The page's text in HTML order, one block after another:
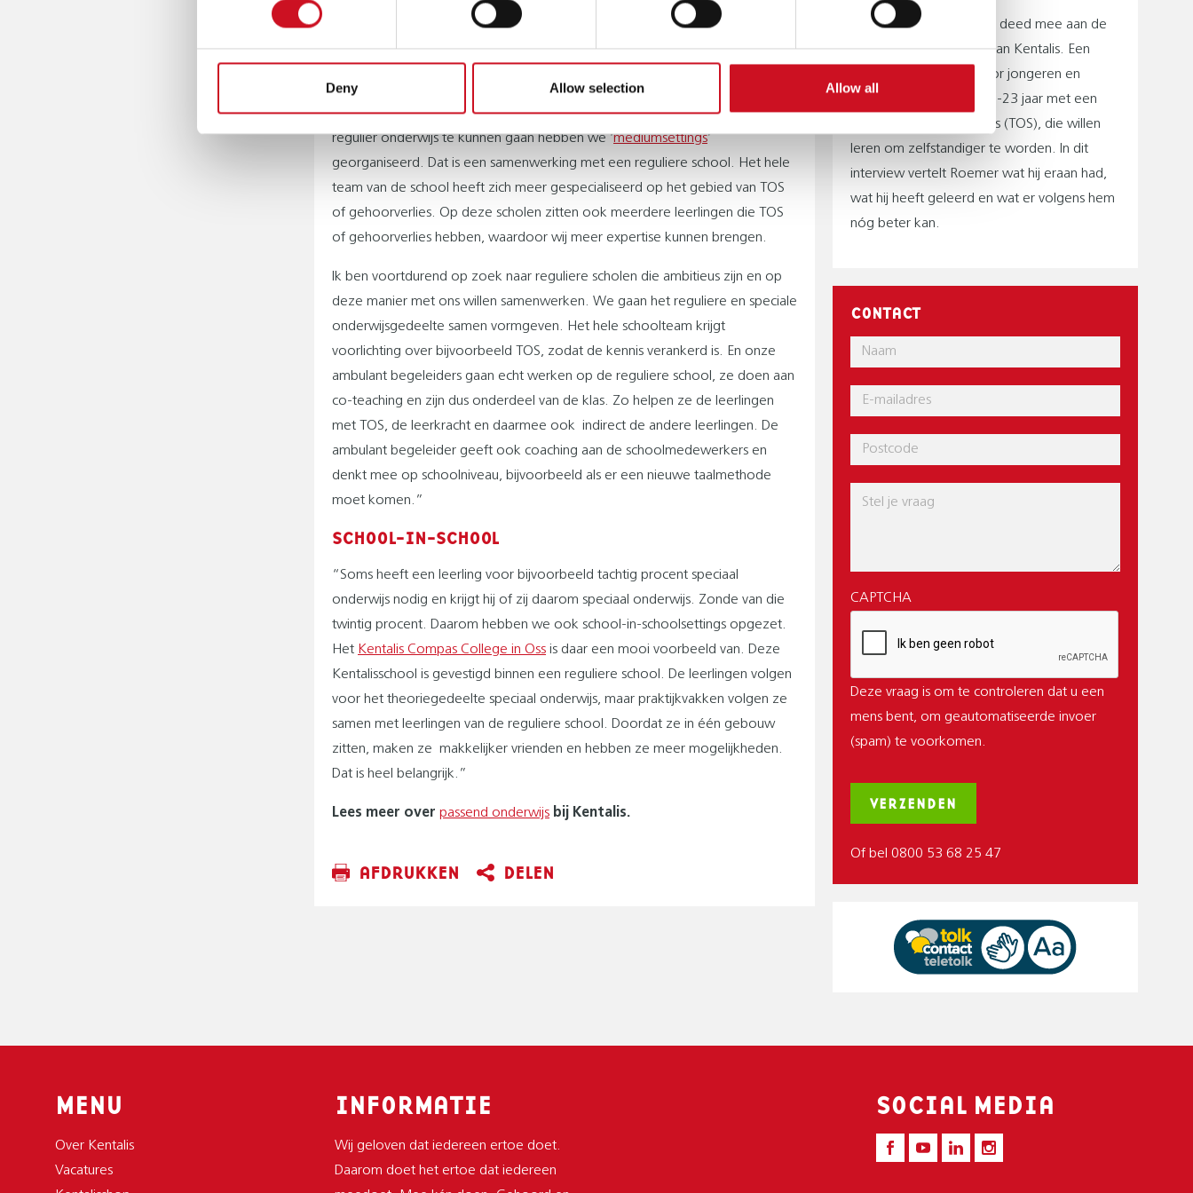
Deny Allow selection Allow all
ondersteuningsarrangement. Dit betekent dat ze met ambulante begeleiding
van Kentalis naar een reguliere school ‘om de hoek’ kunnen gaan. Dat is één
optie. Voor een aantal kinderen is die stap nog te groot. Om toch naar het
regulier onderwijs te kunnen gaan hebben we ‘mediumsettings’
georganiseerd. Dat is een samenwerking met een reguliere school. Het hele
team van de school heeft zich meer gespecialiseerd op het gebied van TOS
of gehoorverlies. Op deze scholen zitten ook meerdere leerlingen die TOS
of gehoorverlies hebben, waardoor wij meer expertise kunnen brengen.
Ik ben voortdurend op zoek naar reguliere scholen die ambitieus zijn en op
deze manier met ons willen samenwerken. We gaan het reguliere en speciale
onderwijsgedeelte samen vormgeven. Het hele schoolteam krijgt
voorlichting over bijvoorbeeld TOS, zodat de kennis verankerd is. En onze
ambulant begeleiders gaan echt werken op de reguliere school, ze doen aan
co-teaching en zijn dus onderdeel van de klas. Zo helpen ze de leerlingen
met TOS, de leerkracht en daarmee ook indirect de andere leerlingen. De
ambulant begeleider geeft ook coaching aan de schoolmedewerkers en
denkt mee op schoolniveau, bijvoorbeeld als er een nieuwe taalmethode
moet komen.”
SCHOOL-IN-SCHOOL
“Soms heeft een leerling voor bijvoorbeeld tachtig procent speciaal
onderwijs nodig en krijgt hij of zij daarom speciaal onderwijs. Zonde van die
twintig procent. Daarom hebben we ook school-in-schoolsettings opgezet.
Het Kentalis Compas College in Oss is daar een mooi voorbeeld van. Deze
Kentalisschool is gevestigd binnen een reguliere school. De leerlingen volgen
voor het theoriegedeelte speciaal onderwijs, maar praktijkvakken volgen ze
samen met leerlingen van de reguliere school. Doordat ze in één gebouw
zitten, maken ze makkelijker vrienden en hebben ze meer mogelijkheden.
Dat is heel belangrijk.”
Lees meer over passend onderwijs bij Kentalis.
AFDRUKKEN DELEN
Roemer Naber – nu 24 - deed mee aan de
training BreakOut4TOS van Kentalis. Een
programma speciaal voor jongeren en
jongvolwassenen van 16-23 jaar met een
taalontwikkelingsstoornis (TOS), die willen
leren om zelfstandiger te worden. In dit
interview vertelt Roemer wat hij eraan had,
wat hij heeft geleerd en wat er volgens hem
nóg beter kan.
CONTACT
Naam
Postcode
Bericht
CAPTCHA
Deze vraag is om te controleren dat u een
mens bent, om geautomatiseerde invoer
(spam) te voorkomen.
Of bel 0800 53 68 25 47
MENU
Over Kentalis
Vacatures
INFORMATIE
Wij geloven dat iedereen ertoe doet.
Daarom doet het ertoe dat iedereen
SOCIAL MEDIA